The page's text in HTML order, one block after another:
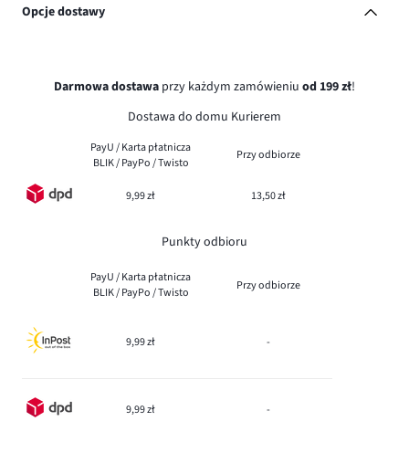
Opcje dostawy
Darmowa dostawa przy każdym zamówieniu od 199 zł!
Dostawa do domu Kurierem
PayU / Karta płatnicza
BLIK / PayPo / Twisto
Przy odbiorze
9,99 zł 13,50 zł
Punkty odbioru
PayU / Karta płatnicza
BLIK / PayPo / Twisto
Przy odbiorze
9,99 zł -
9,99 zł -